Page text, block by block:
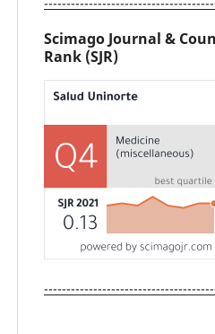
Scimago Journal &
Rank (SJR)